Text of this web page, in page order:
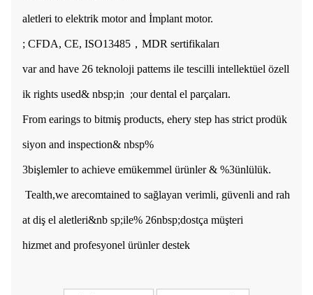
aletleri to elektrik motor and İmplant motor.
; CFDA, CE, ISO13485，MDR sertifikaları
varand have 26 teknoloji pattems ile tescilli intellektüel özell
ik rights used& nbsp;in ;our dental el parçaları.
From earings to bitmiş products, ehery step has strict prodük
siyon and inspection& nbsp%
3bişlemler to achieve emükemmel ürünler & %3ünlülük.
Tealth,we arecomtained to sağlayan verimli, güvenli and rah
at diş el aletleri&nb sp;ile% 26nbsp;dostça müşteri
hizmet and profesyonel ürünler destek